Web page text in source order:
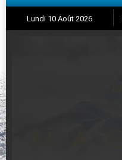
Lundi 10 Août 2026